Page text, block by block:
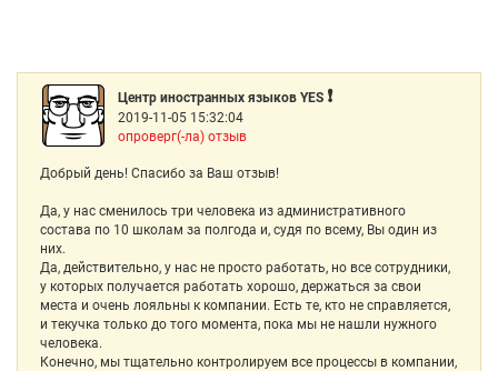
Центр иностранных языков YES ❗️
2019-11-05 15:32:04
опроверг(-ла) отзыв
Добрый день! Спасибо за Ваш отзыв!
Да, у нас сменилось три человека из административного
состава по 10 школам за полгода и, судя по всему, Вы один из
них.
Да, действительно, у нас не просто работать, но все сотрудники,
у которых получается работать хорошо, держаться за свои
места и очень лояльны к компании. Есть те, кто не справляется,
и текучка только до того момента, пока мы не нашли нужного
человека.
Конечно, мы тщательно контролируем все процессы в компании,